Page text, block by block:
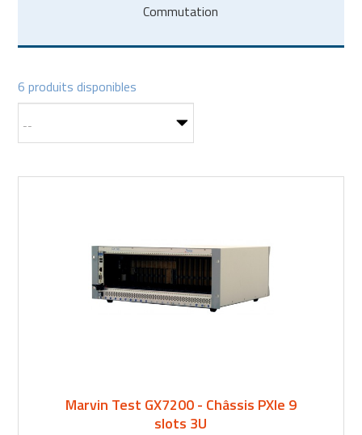
Commutation
6 produits disponibles
Marvin Test GX7200 - Châssis PXIe 9
slots 3U